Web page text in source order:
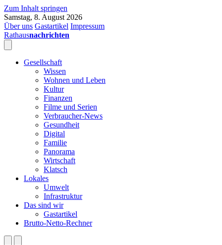
Zum Inhalt springen
Samstag, 8. August 2026
Über uns Gastartikel Impressum
Rathausnachrichten
Gesellschaft
Wissen
Wohnen und Leben
Kultur
Finanzen
Filme und Serien
Verbraucher-News
Gesundheit
Digital
Familie
Panorama
Wirtschaft
Klatsch
Lokales
Umwelt
Infrastruktur
Das sind wir
Gastartikel
Brutto-Netto-Rechner